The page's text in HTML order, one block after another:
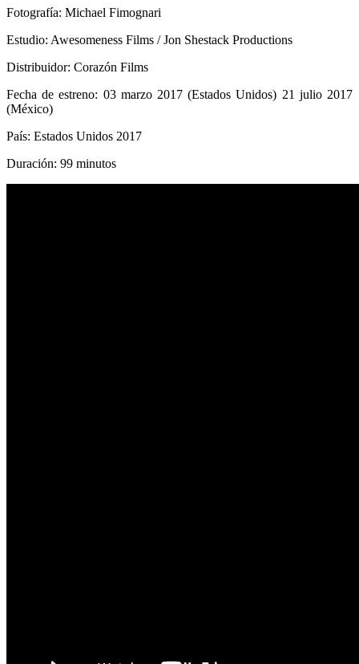
Fotografía: Michael Fimognari
Estudio: Awesomeness Films / Jon Shestack Productions
Distribuidor: Corazón Films
Fecha de estreno: 03 marzo 2017 (Estados Unidos) 21 julio 2017
(México)
País: Estados Unidos 2017
Duración: 99 minutos